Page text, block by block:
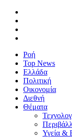
Ροή
Top News
Ελλάδα
Πολιτική
Οικονομία
Διεθνή
Θέματα
Υγεία &